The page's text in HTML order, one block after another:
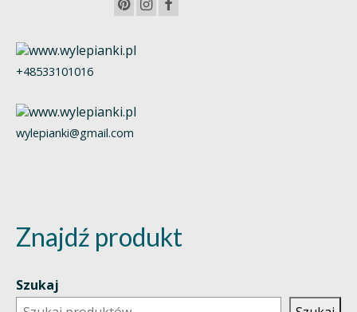
+48533101016
wylepianki@gmail.com
Znajdź produkt
Szukaj